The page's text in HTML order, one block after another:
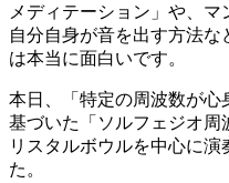
メディテーション」や、
自分自身が音を出す方法
は本当に面白いです。
本日、「特定の周波数が心
基づいた「ソルフェジオ周
リスタルボウルを中心に演
た。